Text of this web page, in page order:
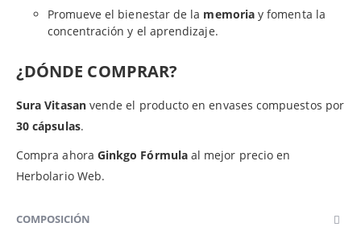
Promueve el bienestar de la memoriay fomenta la
concentración y el aprendizaje.
¿DÓNDE COMPRAR?
Sura Vitasanvende el producto en envases compuestos por
30 cápsulas.
Compra ahora Ginkgo Fórmulaal mejor precio en
Herbolario Web.
COMPOSICIÓN